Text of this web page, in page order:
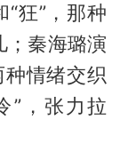
“狂”，那种
；秦海璐演
种情绪交织
”，张力拉